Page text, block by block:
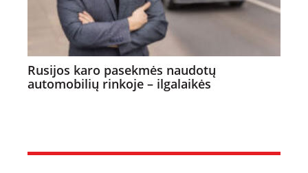
Rusijos karo pasekmės naudotų
automobilių rinkoje – ilgalaikės